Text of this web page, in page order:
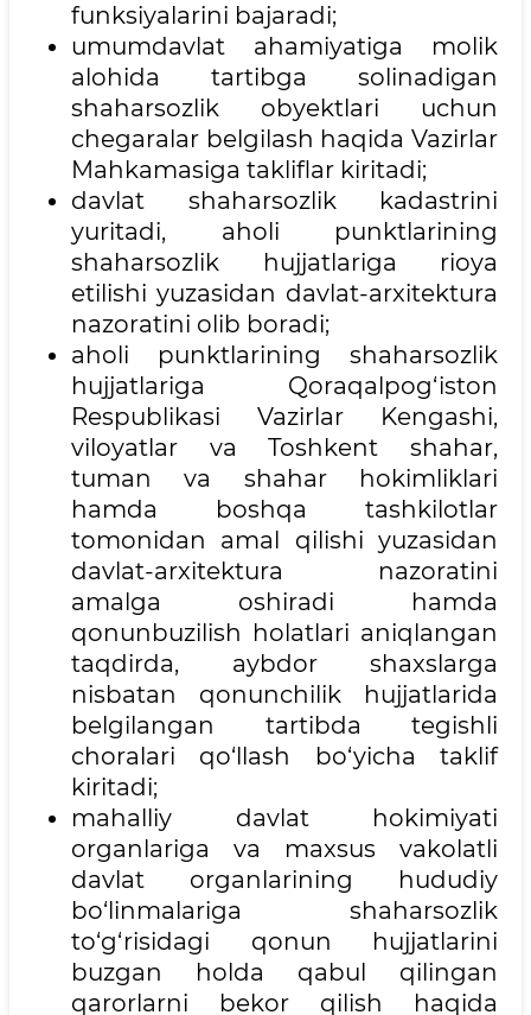
funksiyalarini bajaradi;
umumdavlat ahamiyatiga molik
alohida tartibga solinadigan
shaharsozlik obyektlari uchun
chegaralar belgilash haqida Vazirlar
Mahkamasiga takliflar kiritadi;
davlat shaharsozlik kadastrini
yuritadi, aholi punktlarining
shaharsozlik hujjatlariga rioya
etilishi yuzasidan davlat-arxitektura
nazoratini olib boradi;
aholi punktlarining shaharsozlik
hujjatlariga Qoraqalpog‘iston
Respublikasi Vazirlar Kengashi,
viloyatlar va Toshkent shahar,
tuman va shahar hokimliklari
hamda boshqa tashkilotlar
tomonidan amal qilishi yuzasidan
davlat-arxitektura nazoratini
amalga oshiradi hamda
qonunbuzilish holatlari aniqlangan
taqdirda, aybdor shaxslarga
nisbatan qonunchilik hujjatlarida
belgilangan tartibda tegishli
choralari qo‘llash bo‘yicha taklif
kiritadi;
mahalliy davlat hokimiyati
organlariga va maxsus vakolatli
davlat organlarining hududiy
bo‘linmalariga shaharsozlik
to‘g‘risidagi qonun hujjatlarini
buzgan holda qabul qilingan
qarorlarni bekor qilish haqida